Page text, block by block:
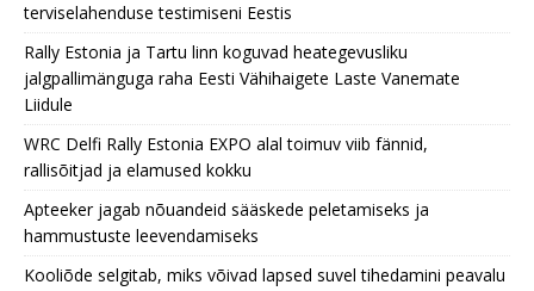
terviselahenduse testimiseni Eestis
Rally Estonia ja Tartu linn koguvad heategevusliku
jalgpallimänguga raha Eesti Vähihaigete Laste Vanemate
Liidule
WRC Delfi Rally Estonia EXPO alal toimuv viib fännid,
rallisõitjad ja elamused kokku
Apteeker jagab nõuandeid sääskede peletamiseks ja
hammustuste leevendamiseks
Kooliõde selgitab, miks võivad lapsed suvel tihedamini peavalu